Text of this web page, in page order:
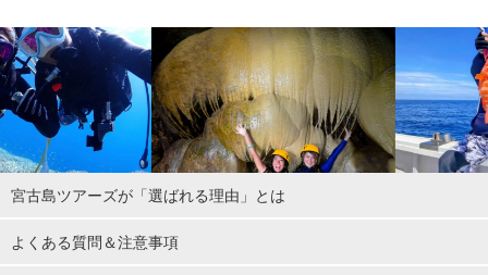
'푸른 동굴' 주변은 이미 푸르다!
세계 최고 수준의 투명도를 자랑하는 이라부 섬의 바다. 해저 10m에
서 올려다봐도 하늘의 구름이 선명하게 보입니다.
宮古島ツアーズが「選ばれる理由」とは
よくある質問＆注意事項